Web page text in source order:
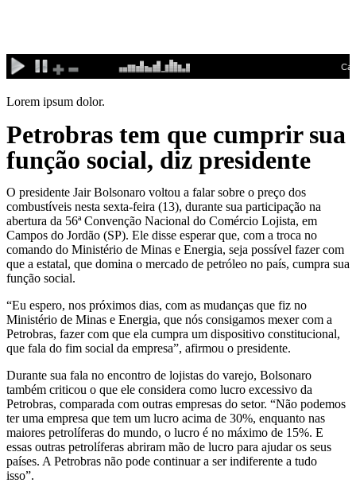
conteúdo
Lorem ipsum dolor.
Petrobras tem que cumprir sua
função social, diz presidente
O presidente Jair Bolsonaro voltou a falar sobre o preço dos
combustíveis nesta sexta-feira (13), durante sua participação na
abertura da 56ª Convenção Nacional do Comércio Lojista, em
Campos do Jordão (SP). Ele disse esperar que, com a troca no
comando do Ministério de Minas e Energia, seja possível fazer com
que a estatal, que domina o mercado de petróleo no país, cumpra sua
função social.
“Eu espero, nos próximos dias, com as mudanças que fiz no
Ministério de Minas e Energia, que nós consigamos mexer com a
Petrobras, fazer com que ela cumpra um dispositivo constitucional,
que fala do fim social da empresa”, afirmou o presidente.
Durante sua fala no encontro de lojistas do varejo, Bolsonaro
também criticou o que ele considera como lucro excessivo da
Petrobras, comparada com outras empresas do setor. “Não podemos
ter uma empresa que tem um lucro acima de 30%, enquanto nas
maiores petrolíferas do mundo, o lucro é no máximo de 15%. E
essas outras petrolíferas abriram mão de lucro para ajudar os seus
países. A Petrobras não pode continuar a ser indiferente a tudo
isso”.